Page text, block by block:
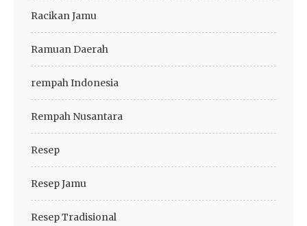
Racikan Jamu
Ramuan Daerah
rempah Indonesia
Rempah Nusantara
Resep
Resep Jamu
Resep Tradisional